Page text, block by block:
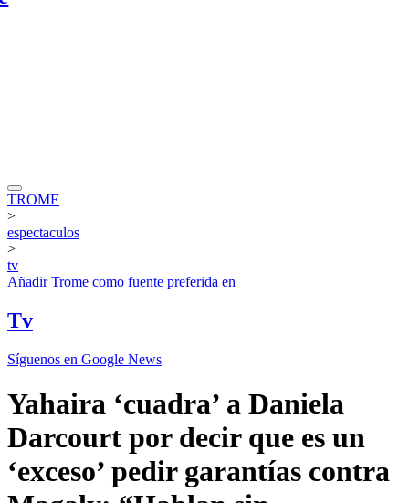
TROME
>
espectaculos
>
tv
AñadirTrome como fuente preferida en
Tv
Síguenos en Google News
Yahaira ‘cuadra’ a Daniela
Darcourt por decir que es un
‘exceso’ pedir garantías contra